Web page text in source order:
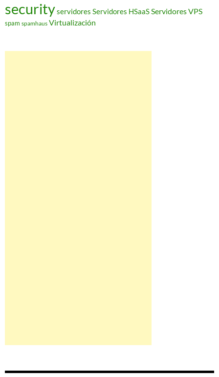
securityservidores Servidores HSaaSServidores VPS
spam spamhaus Virtualización